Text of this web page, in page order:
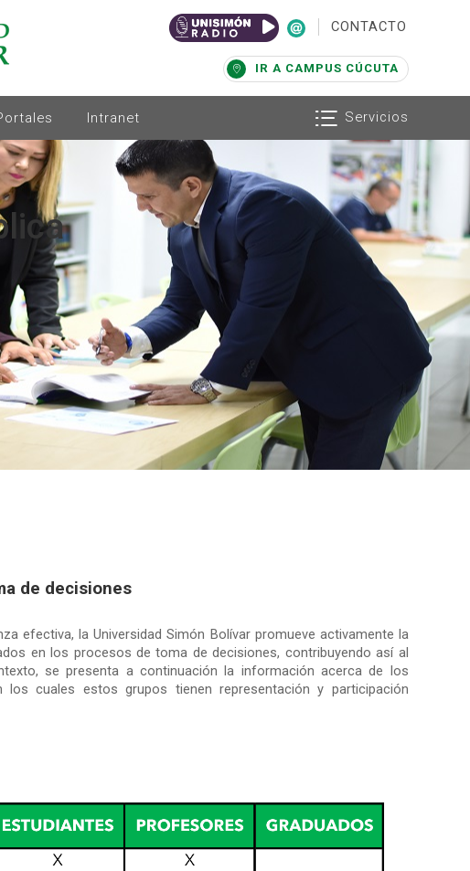
| CONTACTO
IR A CAMPUS CÚCUTA
Intranet Servicios
de decisiones
efectiva, la Universidad Simón Bolívar promueve activamente la
en los procesos de toma de decisiones, contribuyendo así al
se presenta a continuación la información acerca de los
cuales estos grupos tienen representación y participación